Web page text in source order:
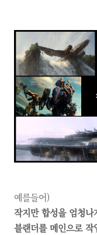
예를들어)
작지만 합성을 엄청나
블랜더를 메인으로 작